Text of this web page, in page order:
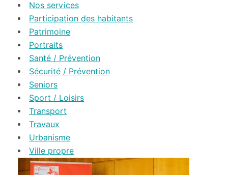
Nos services
Participation des habitants
Patrimoine
Portraits
Santé / Prévention
Sécurité / Prévention
Seniors
Sport / Loisirs
Transport
Travaux
Urbanisme
Ville propre